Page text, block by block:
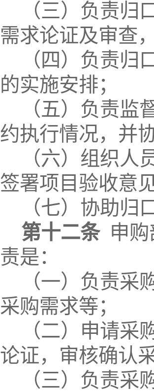
（三）负责归
需求论证及审查
（ 四 ）负责归
的实施安排；
（五）负责监
约执行情况，并
（六）组织人
签署项目验收意
（七）协助归
第十二条 申
责是：
（一）负责
采购需求等；
（二）申请
论证，审核确认
（三）负责